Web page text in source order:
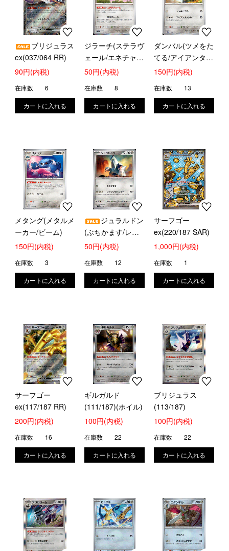
ブリジュラス
ex(037/064 RR)
90円(内税)
在庫数 6
ジラーチ(ステラヴ
ェール/エネチャー
ジ)
50円(内税)
在庫数 8
ダンバル(ツメをた
てる/アイアンタッ
クル)
150円(内税)
在庫数 13
メタング(メタルメ
ーカー/ビーム)
150円(内税)
在庫数 3
ジュラルドン
(ぶちかます/レイ
ジングハンマー)
50円(内税)
在庫数 12
サーフゴー
ex(220/187 SAR)
1,000円(内税)
在庫数 1
サーフゴー
ex(117/187 RR)
200円(内税)
在庫数 16
ギルガルド
(111/187)(ホイル)
100円(内税)
在庫数 22
ブリジュラス
(113/187)
100円(内税)
在庫数 22